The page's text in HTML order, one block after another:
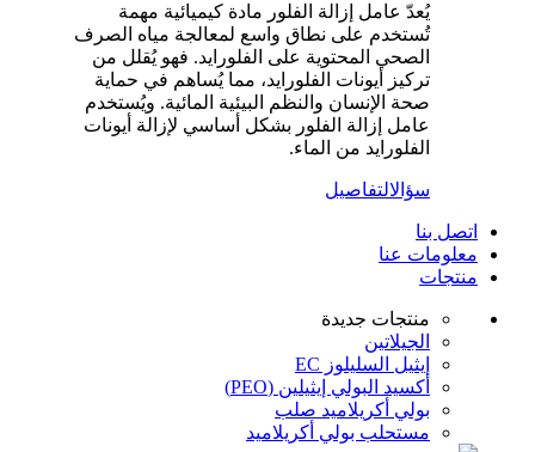
يُعدّ عامل إزالة الفلور مادة كيميائية مهمة
تُستخدم على نطاق واسع لمعالجة مياه الصرف
الصحي المحتوية على الفلورايد. فهو يُقلل من
تركيز أيونات الفلورايد، مما يُساهم في حماية
صحة الإنسان والنظم البيئية المائية. ويُستخدم
عامل إزالة الفلور بشكل أساسي لإزالة أيونات
الفلورايد من الماء.
سؤالالتفاصيل
اتصل بنا
معلومات عنا
منتجات
منتجات جديدة
الجيلاتين
إيثيل السليلوز EC
أكسيد البولي إيثيلين (PEO)
بولي أكريلاميد صلب
مستحلب بولي أكريلاميد